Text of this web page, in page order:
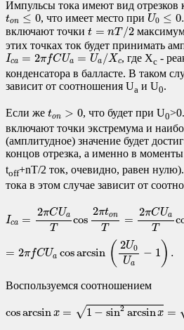
Импульсы тока имеют вид отрезков
ton ≤ 0
ton≤0 , что имеет место при U0 ≤
U0≤0.5
включают точки t = nT /2
t=nT/2
этих точках ток будет принимать
Ica = 2πfCUa = Ua /Xc
Ica=2 πfCUa=Ua/ Xc , где Xc -
конденсатора в балласте. В таком
зависит от соотношения Ua и U0.
Если же ton > 0
to >0 , что будет при U0
включают точки экстремума и
(амплитудное) значение будет
концов отрезка, а именно в
toff+nT/2 ток, очевидно, равен
тока в этом случае зависит от
Ica =
2πCUa
T
cos
2πton
T
=
2πCUa
T
= 2πfCUa cosarcsin ( 2U0
Ua
− 1 ) .
C UaTcos o T U Tcos
Воспользуемся соотношением
cosarcsin x = √1 − sin2 arcsin x =
x=1−sin2arcsinx=1